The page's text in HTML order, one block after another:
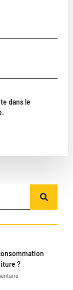
dans le
?